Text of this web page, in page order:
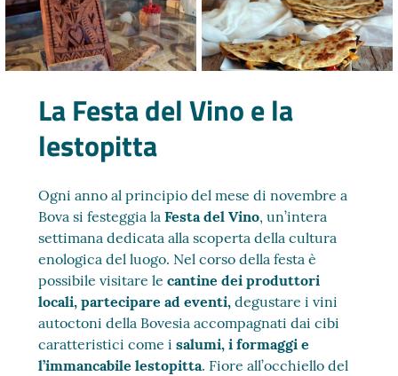
La Festa del Vino e la
lestopitta
Ogni anno al principio del mese di novembre a
Bova si festeggia laFesta del Vino, un’intera
settimana dedicata alla scoperta della cultura
enologica del luogo. Nel corso della festa è
possibile visitare lecantine dei produttori
locali, partecipare ad eventi, degustare i vini
autoctoni della Bovesia accompagnati dai cibi
caratteristici come isalumi, i formaggi e
l’immancabile lestopitta. Fiore all’occhiello del